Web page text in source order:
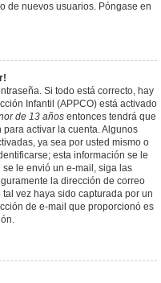
de nuevos usuarios. Póngase en
Si todo está correcto, hay
Infantil (APPCO) está activado
de 13 años entonces tendrá que
activar la cuenta. Algunos
ya sea por usted mismo o
esta información se le
le envió un e-mail, siga las
la dirección de correo
vez haya sido capturada por un
de e-mail que proporcionó es